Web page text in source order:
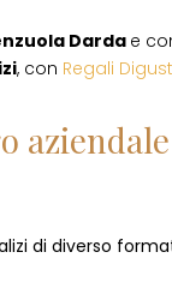
Dardae
, con Regali
di diverso